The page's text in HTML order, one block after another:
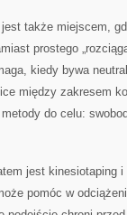
jest także miejscem,
prostego
kiedy bywa
między zakresem
metody do celu:
jest kinesiotaping
pomóc w